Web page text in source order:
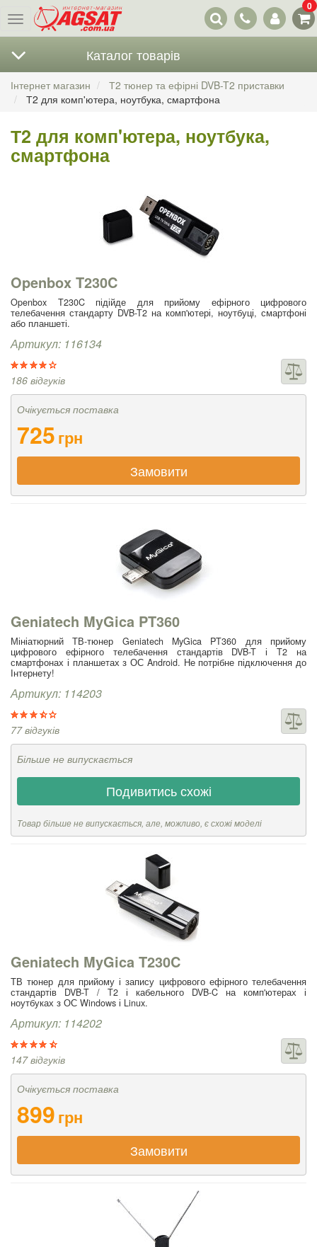
Меню
Наші
контакти
0
Каталог товарів
Інтернет магазин
Т2 тюнер та ефірні DVB-T2 приставки
Т2 для комп'ютера, ноутбука, смартфона
Т2 для комп'ютера, ноутбука,
смартфона
Openbox T230C
Openbox T230C підійде для прийому ефірного цифрового
телебачення стандарту DVB-T2 на комп'ютері, ноутбуці, смартфоні
або планшеті.
Артикул: 116134
186 відгуків
Очікується поставка
725грн
Замовити
Geniatech MyGica PT360
Мініатюрний ТВ-тюнер Geniatech MyGica PT360 для прийому
цифрового ефірного телебачення стандартів DVB-T і T2 на
смартфонах і планшетах з ОС Android. Не потрібне підключення до
Інтернету!
Артикул: 114203
77 відгуків
Більше не випускається
Подивитись схожі
Товар більше не випускається, але, можливо, є схожі моделі
Geniatech MyGica T230C
ТВ тюнер для прийому і запису цифрового ефірного телебачення
стандартів DVB-T / T2 і кабельного DVB-C на комп'ютерах і
ноутбуках з ОС Windows і Linux.
Артикул: 114202
147 відгуків
Очікується поставка
899грн
Замовити